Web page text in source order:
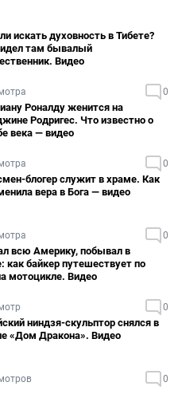
искать духовность в Тибете?
там бывалый
Видео
0
Роналду женится на
Родригес. Что известно о
века — видео
0
блогер служит в храме. Как
вера в Бога — видео
0
всю Америку, побывал в
как байкер путешествует по
мотоцикле. Видео
0
ниндзя-скульптор снялся в
«Дом Дракона». Видео
0